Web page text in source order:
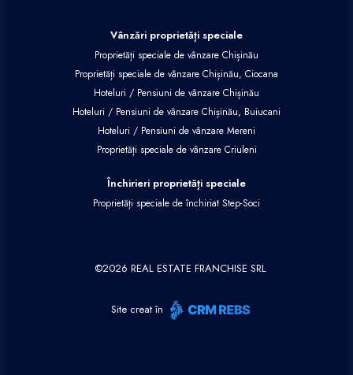
Vânzări proprietăți speciale
Proprietăți speciale de vânzare Chișinău
Proprietăți speciale de vânzare Chișinău, Ciocana
Hoteluri / Pensiuni de vânzare Chișinău
Hoteluri / Pensiuni de vânzare Chișinău, Buiucani
Hoteluri / Pensiuni de vânzare Mereni
Proprietăți speciale de vânzare Criuleni
Închirieri proprietăți speciale
Proprietăți speciale de închiriat Step-Soci
©2026 REAL ESTATE FRANCHISE SRL
Site creat în